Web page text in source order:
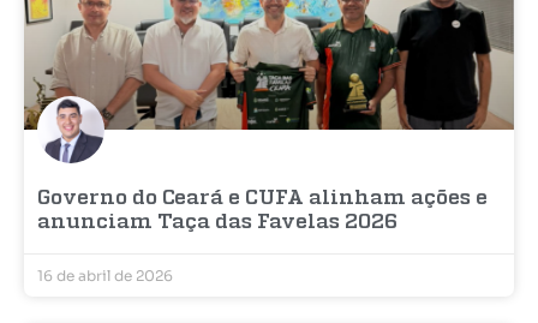
Governo do Ceará e CUFA alinham ações e
anunciam Taça das Favelas 2026
16 de abril de 2026